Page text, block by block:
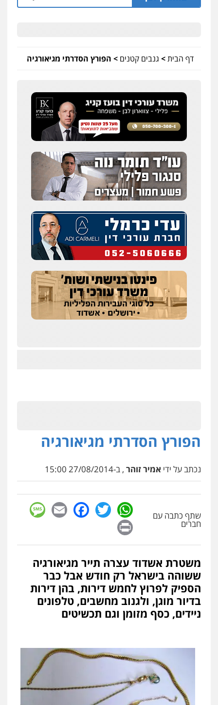
דף הבית> גנבים קטנים > הפורץ הסדרתי מגיאורגיה
הפורץ הסדרתי מגיאורגיה
נכתב על ידי אמיר זוהר , ב-27/08/2014 15:00
שתף כתבה עם
חברים
WhatsApp
Twitter
Facebook
Email
משטרת אשדוד עצרה תייר מגיאורגיה
ששוהה בישראל רק חודש אבל כבר
הספיק לפרוץ לחמש דירות, בהן דירות
בדיור מוגן, ולגנוב מחשבים, טלפונים
ניידים, כסף מזומן וגם תכשיטים